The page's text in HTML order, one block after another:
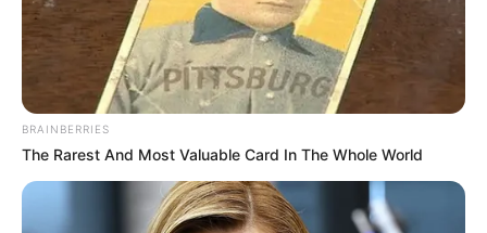
TEMAS RELACIONADOS
SEPARACIÓN DE FAMOSOS
BEN AFFLECK
MATRIMONIO
JENNIFER LOPEZ
MANTÉNGASE EN ALERTA
Tenemos todas las noticias que le
BRAINBERRIES
The Rarest And Most Valuable Card In The Whole World